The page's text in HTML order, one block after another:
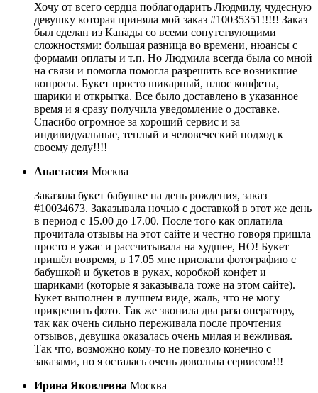
Хочу от всего сердца поблагодарить Людмилу, чудесную
девушку которая приняла мой заказ #10035351!!!!! Заказ
был сделан из Канады со всеми сопутствующими
сложностями: большая разница во времени, нюансы с
формами оплаты и т.п. Но Людмила всегда была со мной
на связи и помогла помогла разрешить все возникшие
вопросы. Букет просто шикарный, плюс конфеты,
шарики и открытка. Все было доставлено в указанное
время и я сразу получила уведомление о доставке.
Спасибо огромное за хороший сервис и за
индивидуальные, теплый и человеческий подход к
своему делу!!!!
Анастасия Москва
Заказала букет бабушке на день рождения, заказ
#10034673. Заказывала ночью с доставкой в этот же день
в период с 15.00 до 17.00. После того как оплатила
прочитала отзывы на этот сайте и честно говоря пришла
просто в ужас и рассчитывала на худшее, НО! Букет
пришёл вовремя, в 17.05 мне прислали фотографию с
бабушкой и букетов в руках, коробкой конфет и
шариками (которые я заказывала тоже на этом сайте).
Букет выполнен в лучшем виде, жаль, что не могу
прикрепить фото. Так же звонила два раза оператору,
так как очень сильно переживала после прочтения
отзывов, девушка оказалась очень милая и вежливая.
Так что, возможно кому-то не повезло конечно с
заказами, но я осталась очень довольна сервисом!!!
Ирина Яковлевна Москва